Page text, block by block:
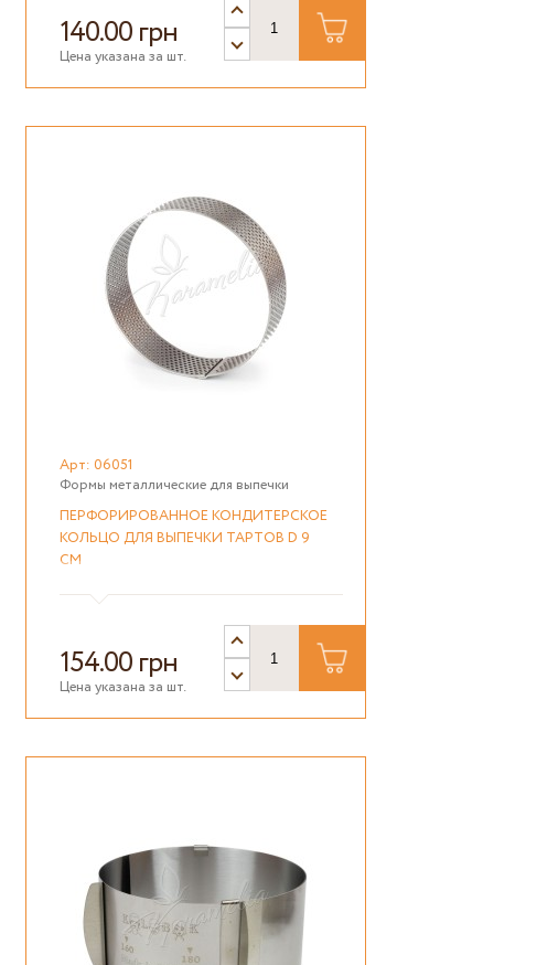
140.00 грн
Цена указана за шт.
Арт: 06051
Формы металлические для выпечки
ПЕРФОРИРОВАННОЕ КОНДИТЕРСКОЕ
КОЛЬЦО ДЛЯ ВЫПЕЧКИ ТАРТОВ D 9
СМ
154.00 грн
Цена указана за шт.